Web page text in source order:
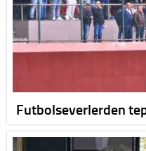
Futbolseverlerden